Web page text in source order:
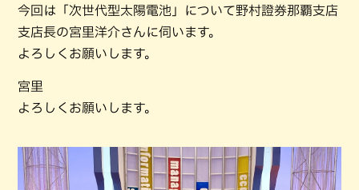
今回は「次世代型太陽電池」について野村證券那覇支店
支店長の宮里洋介さんに伺います。
よろしくお願いします。
宮里
よろしくお願いします。